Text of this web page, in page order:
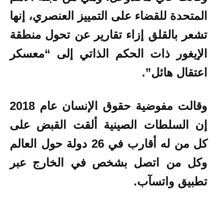
المتحدة للقضاء على التمييز العنصري، إنها
تشعر بالقلق إزاء تقارير عن تحول منطقة
الإيغور ذات الحكم الذاتي إلى “معسكر
اعتقال هائل”.
وقالت مفوضية حقوق الإنسان عام 2018
إن السلطات الصينية ألقت القبض على
كل من له أقارب في 26 دولة حول العالم
وكل من اتصل بشخص في الخارج عبر
تطبيق واتسآب.